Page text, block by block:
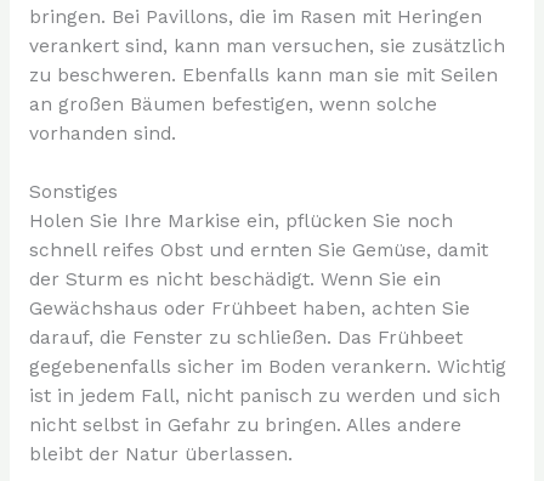
bringen. Bei Pavillons, die im Rasen mit Heringen
verankert sind, kann man versuchen, sie zusätzlich
zu beschweren. Ebenfalls kann man sie mit Seilen
an großen Bäumen befestigen, wenn solche
vorhanden sind.
Sonstiges
Holen Sie Ihre Markise ein, pflücken Sie noch
schnell reifes Obst und ernten Sie Gemüse, damit
der Sturm es nicht beschädigt. Wenn Sie ein
Gewächshaus oder Frühbeet haben, achten Sie
darauf, die Fenster zu schließen. Das Frühbeet
gegebenenfalls sicher im Boden verankern. Wichtig
ist in jedem Fall, nicht panisch zu werden und sich
nicht selbst in Gefahr zu bringen. Alles andere
bleibt der Natur überlassen.